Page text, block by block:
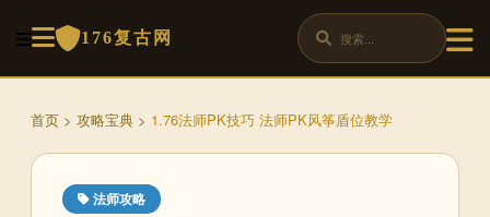
176复古网
首页 > 攻略宝典 > 1.76法师PK技巧 法师PK风筝盾位教学
法师攻略